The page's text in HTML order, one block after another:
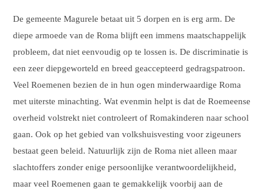
De gemeente Magurele betaat uit 5 dorpen en is erg arm. De
diepe armoede van de Roma blijft een immens maatschappelijk
probleem, dat niet eenvoudig op te lossen is. De discriminatie is
een zeer diepgeworteld en breed geaccepteerd gedragspatroon.
Veel Roemenen bezien de in hun ogen minderwaardige Roma
met uiterste minachting. Wat evenmin helpt is dat de Roemeense
overheid volstrekt niet controleert of Romakinderen naar school
gaan. Ook op het gebied van volkshuisvesting voor zigeuners
bestaat geen beleid. Natuurlijk zijn de Roma niet alleen maar
slachtoffers zonder enige persoonlijke verantwoordelijkheid,
maar veel Roemenen gaan te gemakkelijk voorbij aan de